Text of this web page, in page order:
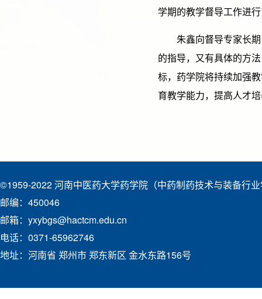
学期的教学督导工作进
朱鑫向督导专家长
的指导，又有具体的方
标，药学院将持续加强
育教学能力，提高人才
©1959-2022 河南中医药大学药学院（中药制药技术与装备行
邮编：450046
邮箱：yxybgs@hactcm.edu.cn
电话：0371-65962746
地址：河南省 郑州市 郑东新区 金水东路156号